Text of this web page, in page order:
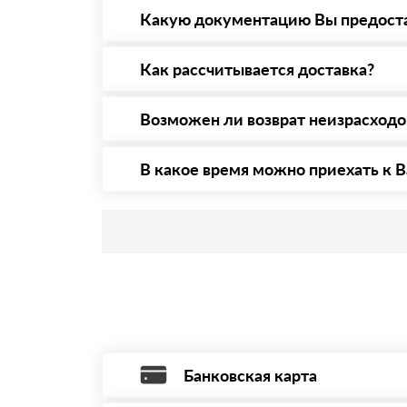
то Вы вправе от него отказаться.
Какую документацию Вы
Как рассчитывается доставка?
стоимости и сроков доставки, которые
Возможен ли возврат
В какое время можно приехать к
Банковская карта